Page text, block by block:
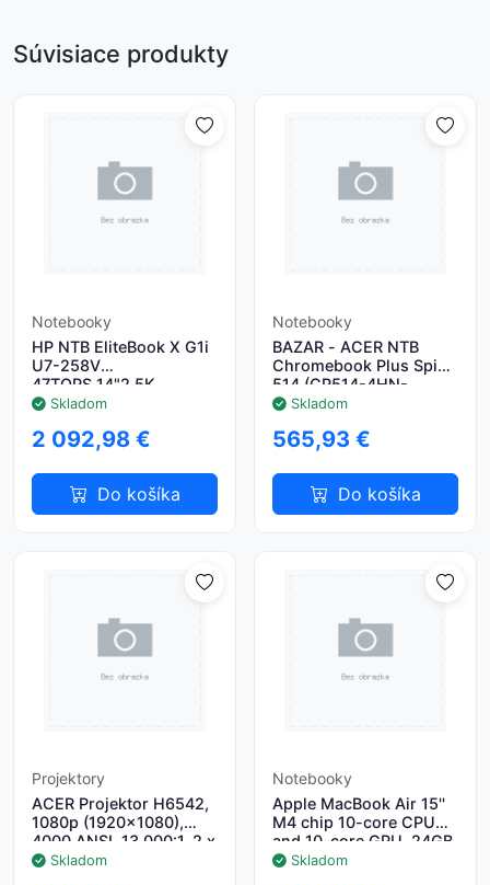
Súvisiace produkty
Notebooky
HP NTB EliteBook X G1i
U7-258V
47TOPS 14"2.5K
2560x1600 400 120Hz
68WHr, Win11Pro, EVO,
Skladom
2 092,98 €
Do košíka
Notebooky
BAZAR - ACER NTB
Chromebook Plus Spin
514 (CP514-4HN-
52NT), ICore 5 120U,
Intel Iris Xe, Chrome,
Skladom
565,93 €
Do košíka
Projektory
ACER Projektor H6542,
1080p (1920x1080),
4000 ANSI, 13 000:1, 2 x
HDMI, repro 1x3W,
Skladom
Notebooky
Apple MacBook Air 15''
M4 chip 10-core CPU
and 10-core GPU, 24GB,
512GB SSD - Starlight
Skladom